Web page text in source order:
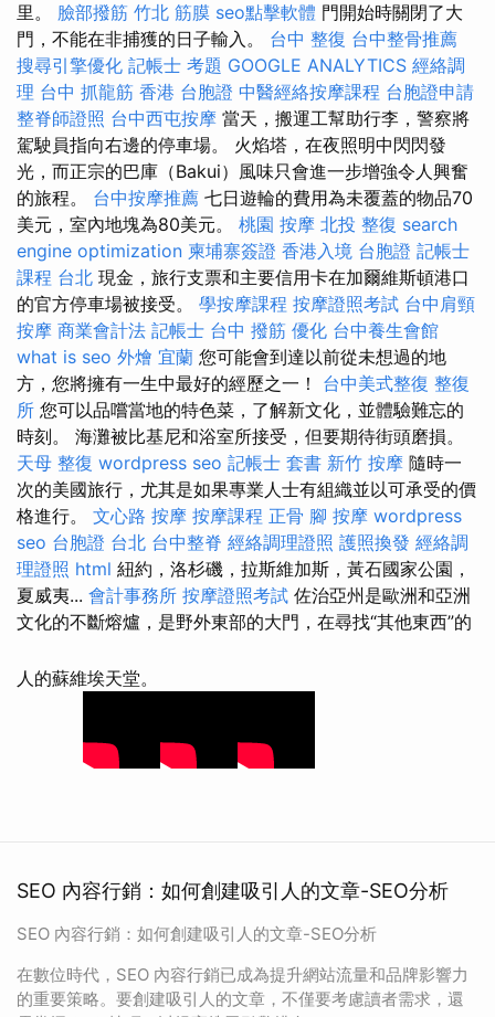
里。 臉部撥筋 竹北 筋膜 seo點擊軟體 門開始時關閉了大
門，不能在非捕獲的日子輸入。 台中 整復 台中整骨推薦
搜尋引擎優化 記帳士 考題 GOOGLE ANALYTICS 經絡調
理 台中 抓龍筋 香港 台胞證 中醫經絡按摩課程 台胞證申請
整脊師證照 台中西屯按摩 當天，搬運工幫助行李，警察將
駕駛員指向右邊的停車場。 火焰塔，在夜照明中閃閃發
光，而正宗的巴庫（Bakui）風味只會進一步增強令人興奮
的旅程。 台中按摩推薦 七日遊輪的費用為未覆蓋的物品70
美元，室內地塊為80美元。 桃園 按摩 北投 整復 search
engine optimization 柬埔寨簽證 香港入境 台胞證 記帳士
課程 台北 現金，旅行支票和主要信用卡在加爾維斯頓港口
的官方停車場被接受。 學按摩課程 按摩證照考試 台中肩頸
按摩 商業會計法 記帳士 台中 撥筋 優化 台中養生會館
what is seo 外燴 宜蘭 您可能會到達以前從未想過的地
方，您將擁有一生中最好的經歷之一！ 台中美式整復 整復
所 您可以品嚐當地的特色菜，了解新文化，並體驗難忘的
時刻。 海灘被比基尼和浴室所接受，但要期待街頭磨損。
天母 整復 wordpress seo 記帳士 套書 新竹 按摩 隨時一
次的美國旅行，尤其是如果專業人士有組織並以可承受的價
格進行。 文心路 按摩 按摩課程 正骨 腳 按摩 wordpress
seo 台胞證 台北 台中整脊 經絡調理證照 護照換發 經絡調
理證照 html 紐約，洛杉磯，拉斯維加斯，黃石國家公園，
夏威夷... 會計事務所 按摩證照考試 佐治亞州是歐洲和亞洲
文化的不斷熔爐，是野外東部的大門，在尋找“其他東西”的
人的蘇維埃天堂。
SEO 內容行銷：如何創建吸引人的文章-SEO分析
SEO 內容行銷：如何創建吸引人的文章-SEO分析
在數位時代，SEO 內容行銷已成為提升網站流量和品牌影響力
的重要策略。要創建吸引人的文章，不僅要考慮讀者需求，還